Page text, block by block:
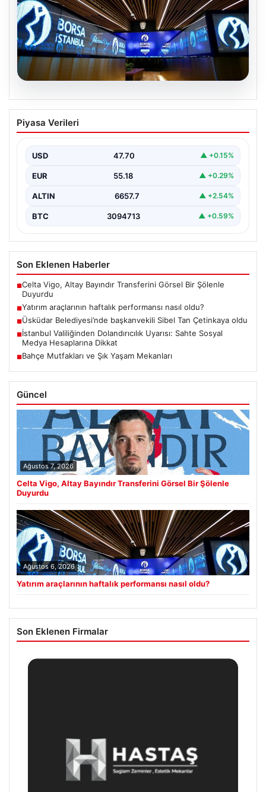
Yatırım araçlarının haftalık performansı
nasıl oldu?
Piyasa Verileri
USD 47.70 ▲ +0.15%
EUR 55.18 ▲ +0.29%
ALTIN 6657.7 ▲ +2.54%
BTC 3094713 ▲ +0.59%
Son Eklenen Haberler
■Celta Vigo, Altay Bayındır Transferini Görsel Bir Şölenle
Duyurdu
■Yatırım araçlarının haftalık performansı nasıl oldu?
■Üsküdar Belediyesi’nde başkanvekili Sibel Tan Çetinkaya oldu
■İstanbul Valiliğinden Dolandırıcılık Uyarısı: Sahte Sosyal
Medya Hesaplarına Dikkat
■Bahçe Mutfakları ve Şık Yaşam Mekanları
Güncel
Ağustos 7, 2026
Celta Vigo, Altay Bayındır Transferini Görsel Bir Şölenle
Duyurdu
Ağustos 6, 2026
Yatırım araçlarının haftalık performansı nasıl oldu?
Son Eklenen Firmalar